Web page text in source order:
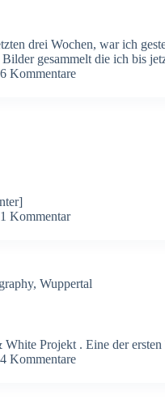
drei Wochen, war ich
Bilder gesammelt die ich bis
6 Kommentare
1 Kommentar
, Wuppertal
Projekt . Eine der
4 Kommentare